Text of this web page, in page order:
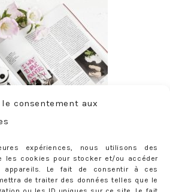
le consentement aux
expériences, nous utilisons des
les cookies pour stocker et/ou accéder
appareils. Le fait de consentir à ces
de traiter des données telles que le